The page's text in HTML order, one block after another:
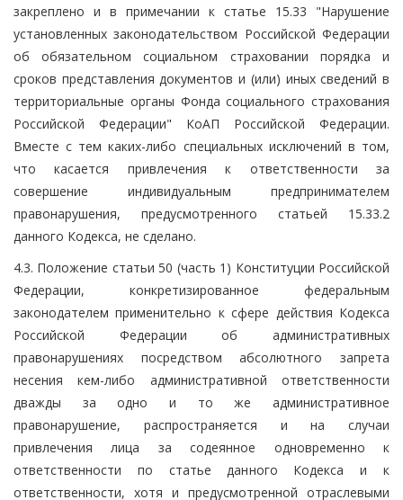
закреплено и в примечании к статье 15.33 "Нарушение
установленных законодательством Российской Федерации
об обязательном социальном страховании порядка и
сроков представления документов и (или) иных сведений в
территориальные органы Фонда социального страхования
Российской Федерации" КоАП Российской Федерации.
Вместе с тем каких-либо специальных исключений в том,
что касается привлечения к ответственности за
совершение индивидуальным предпринимателем
правонарушения, предусмотренного статьей 15.33.2
данного Кодекса, не сделано.
4.3. Положение статьи 50 (часть 1) Конституции Российской
Федерации, конкретизированное федеральным
законодателем применительно к сфере действия Кодекса
Российской Федерации об административных
правонарушениях посредством абсолютного запрета
несения кем-либо административной ответственности
дважды за одно и то же административное
правонарушение, распространяется и на случаи
привлечения лица за содеянное одновременно к
ответственности по статье данного Кодекса и к
ответственности, хотя и предусмотренной отраслевыми